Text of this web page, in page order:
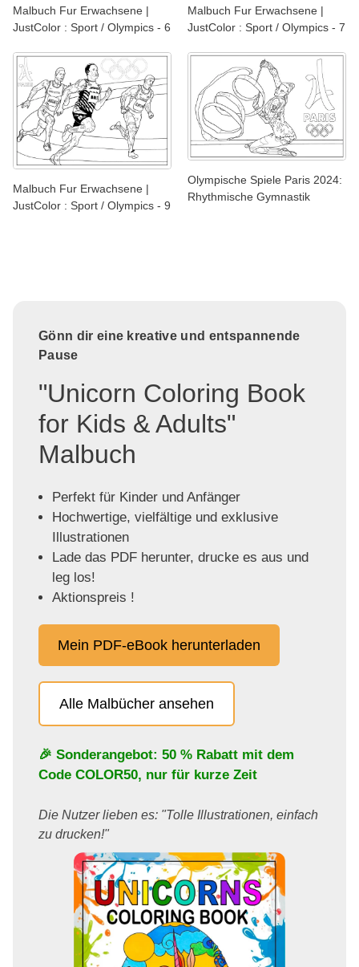
Malbuch Fur Erwachsene |
JustColor : Sport / Olympics - 6
Malbuch Fur Erwachsene |
JustColor : Sport / Olympics - 7
Malbuch Fur Erwachsene |
JustColor : Sport / Olympics - 9
Olympische Spiele Paris 2024:
Rhythmische Gymnastik
Gönn dir eine kreative und entspannende
Pause
"Unicorn Coloring Book
for Kids & Adults"
Malbuch
Perfekt für Kinder und Anfänger
Hochwertige, vielfältige und exklusive
Illustrationen
Lade das PDF herunter, drucke es aus und
leg los!
Aktionspreis !
Mein PDF-eBook herunterladen
Alle Malbücher ansehen
🎉 Sonderangebot: 50 % Rabatt mit dem
Code COLOR50, nur für kurze Zeit
Die Nutzer lieben es: "Tolle Illustrationen, einfach
zu drucken!"